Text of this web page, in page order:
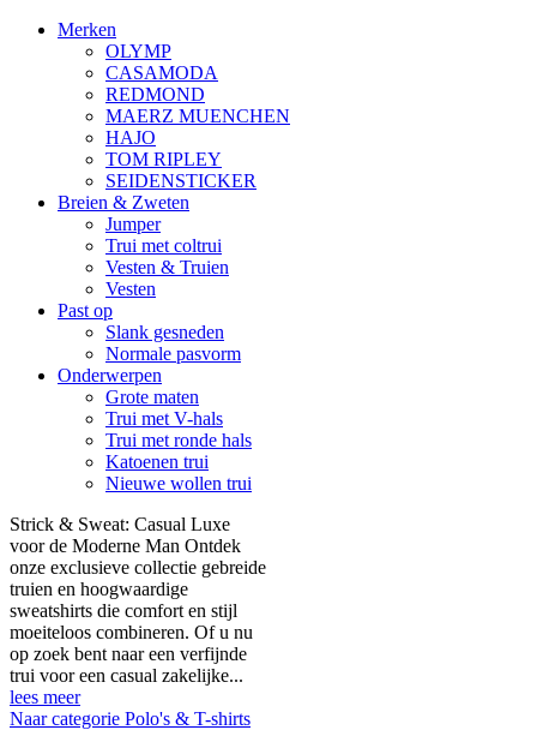
Merken
OLYMP
CASAMODA
REDMOND
MAERZ MUENCHEN
HAJO
TOM RIPLEY
SEIDENSTICKER
Breien & Zweten
Jumper
Trui met coltrui
Vesten & Truien
Vesten
Past op
Slank gesneden
Normale pasvorm
Onderwerpen
Grote maten
Trui met V-hals
Trui met ronde hals
Katoenen trui
Nieuwe wollen trui
Strick & Sweat: Casual Luxe
voor de Moderne Man Ontdek
onze exclusieve collectie gebreide
truien en hoogwaardige
sweatshirts die comfort en stijl
moeiteloos combineren. Of u nu
op zoek bent naar een verfijnde
trui voor een casual zakelijke...
lees meer
Naar categorie Polo's & T-shirts